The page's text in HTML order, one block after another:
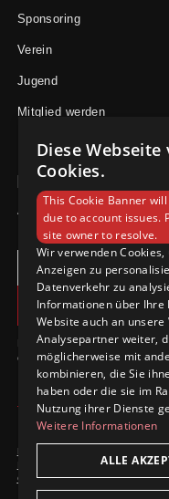
Sponsoring
Verein
Jugend
Mitglied werden
Newsletter
Abonniere unseren
Neuigkeiten.
Durch das Abonnieren
erhältst Updates.
Datenschutzrichtlinie
Cookie-Einstellungen
Diese
Cookies.
This Cookie Banner
due to account issues.
site owner to resolve.
Wir verwenden
Anzeigen zu
Datenverkehr zu
Informationen über Ihre
Website auch an unsere
Analysepartner weiter,
möglicherweise mit
kombinieren, die Sie
haben oder die sie im
Nutzung ihrer Dienste
Weitere Informationen
ALLE